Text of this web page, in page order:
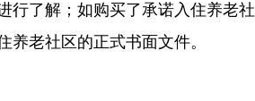
行了解；如购买了承诺入住养老社
老社区的正式书面文件。